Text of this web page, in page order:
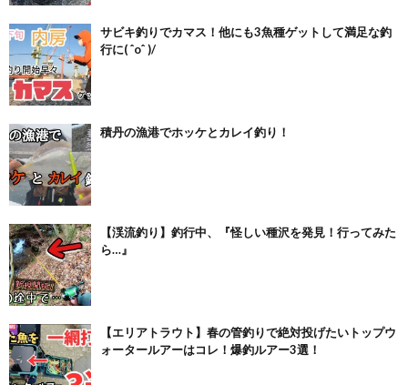
サビキ釣りでカマス！他にも3魚種ゲットして満足な釣
行に( ˆoˆ )/
積丹の漁港でホッケとカレイ釣り！
【渓流釣り】釣行中、『怪しい種沢を発見！行ってみた
ら…』
【エリアトラウト】春の管釣りで絶対投げたいトップウ
ォータールアーはコレ！爆釣ルアー3選！